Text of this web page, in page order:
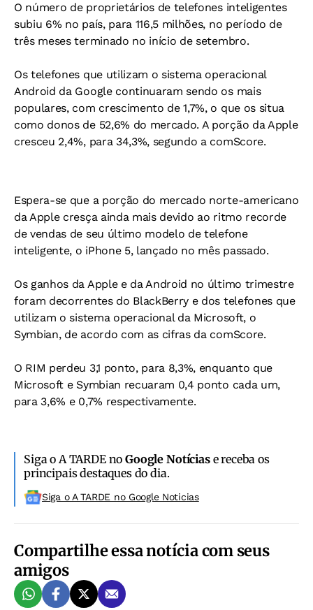
O número de proprietários de telefones inteligentes
subiu 6% no país, para 116,5 milhões, no período de
três meses terminado no início de setembro.
Os telefones que utilizam o sistema operacional
Android da Google continuaram sendo os mais
populares, com crescimento de 1,7%, o que os situa
como donos de 52,6% do mercado. A porção da Apple
cresceu 2,4%, para 34,3%, segundo a comScore.
Espera-se que a porção do mercado norte-americano
da Apple cresça ainda mais devido ao ritmo recorde
de vendas de seu último modelo de telefone
inteligente, o iPhone 5, lançado no mês passado.
Os ganhos da Apple e da Android no último trimestre
foram decorrentes do BlackBerry e dos telefones que
utilizam o sistema operacional da Microsoft, o
Symbian, de acordo com as cifras da comScore.
O RIM perdeu 3,1 ponto, para 8,3%, enquanto que
Microsoft e Symbian recuaram 0,4 ponto cada um,
para 3,6% e 0,7% respectivamente.
Siga o A TARDE noGoogle Notíciase receba os
principais destaques do dia.
Siga o A TARDE no Google Noticias
Compartilhe essa notícia com seus
amigos